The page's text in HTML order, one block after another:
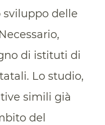
sviluppo delle
di istituti di
Lo studio,
simili già
del